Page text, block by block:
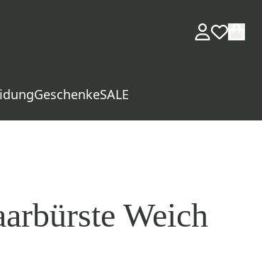
GeschenkeSALE
Weich